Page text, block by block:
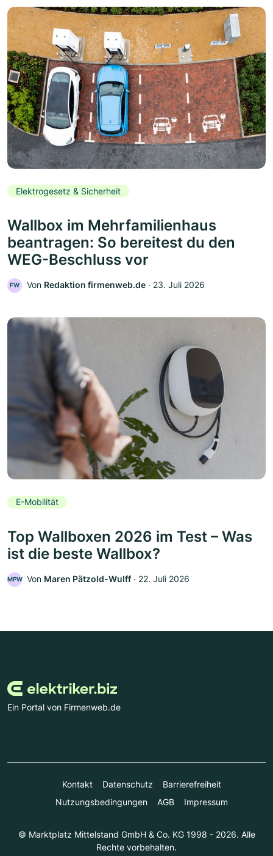
Elektrogesetz & Sicherheit
Wallbox im Mehrfamilienhaus
beantragen: So bereitest du den
WEG-Beschluss vor
FW Von Redaktion firmenweb.de ‧ 23. Juli 2026
E-Mobilität
Top Wallboxen 2026 im Test – Was
ist die beste Wallbox?
MPW Von Maren Pätzold-Wulff ‧ 22. Juli 2026
Ein Portal von Firmenweb.de
Kontakt Datenschutz
Barrierefreiheit
Nutzungsbedingungen
AGB Impressum
© Marktplatz Mittelstand GmbH & Co. KG 1998 - 2026. Alle
Rechte vorbehalten.